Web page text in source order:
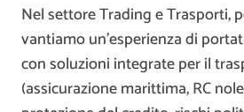
Nel settore Trading e Trasporti,
vantiamo un’esperienza di
con soluzioni integrate per il
(assicurazione marittima, RC